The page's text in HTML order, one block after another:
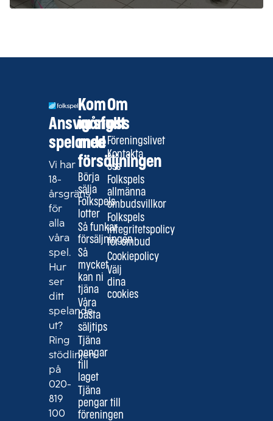
Ansvarsfullt
spelande
Vi har
18-
årsgräns
för
alla
våra
spel.
Hur
ser
ditt
spelande
ut?
Ring
stödlinjen
på
020-
819
100
Kom
igång
med
försäljningen
Börja
sälja
Folkspels
lotter
Så funkar
försäljningen
Så
mycket
kan ni
tjäna
Våra
bästa
säljtips
Tjäna
pengar
till
laget
Tjäna
pengar till
föreningen
Om
oss
Föreningslivet
Kontakta
oss
Folkspels
allmänna
ombudsvillkor
Folkspels
integritetspolicy
för ombud
Cookiepolicy
Välj
dina
cookies